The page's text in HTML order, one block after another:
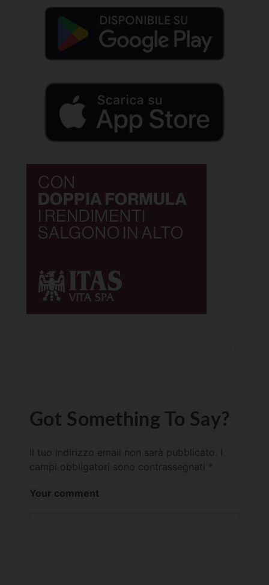
Got Something To Say?
Il tuo indirizzo email non sarà pubblicato.
campi obbligatori sono contrassegnati *
Your comment